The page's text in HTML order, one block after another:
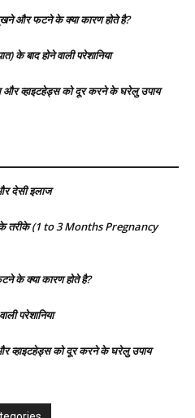
और फटने के क्या कारण होते है?
के बाद होने वाली परेशानिया
व्हाइटहेड्स को दूर करने के घरेलु उपाय
देसी इलाज
के तरीके (1 to 3 Months Pregnancy
के क्या कारण होते है?
परेशानिया
व्हाइटहेड्स को दूर करने के घरेलु उपाय